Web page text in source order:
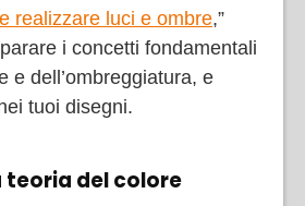
realizzare luci e ombre,”
i concetti fondamentali
e dell’ombreggiatura, e
tuoi disegni.
teoria del colore